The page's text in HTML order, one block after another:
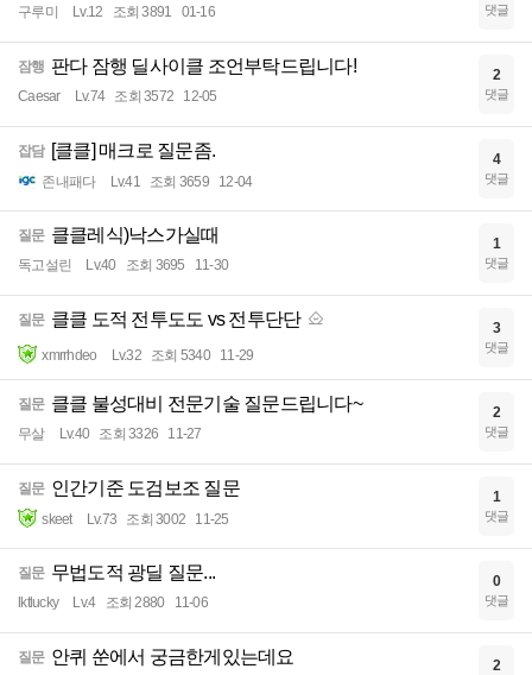
구루미 Lv.12 조회 3891 01-16 댓글
잠행 판다 잠행 딜사이클 조언부탁드립니다!
Caesar Lv.74 조회 3572 12-05
2
댓글
잡담 [클클] 매크로 질문좀.
존내패다 Lv.41 조회 3659 12-04
4
댓글
질문 클클레식)낙스가실때
독고설린 Lv.40 조회 3695 11-30
1
댓글
질문 클클 도적 전투도도 vs 전투단단
xmrrhdeo Lv.32 조회 5340 11-29
3
댓글
질문 클클 불성대비 전문기술 질문드립니다~
무살 Lv.40 조회 3326 11-27
2
댓글
질문 인간기준 도검보조 질문
skeet Lv.73 조회 3002 11-25
1
댓글
질문 무법도적 광딜 질문...
lktlucky Lv.4 조회 2880 11-06
0
댓글
질문 안퀴 쑨에서 궁금한게있는데요 2